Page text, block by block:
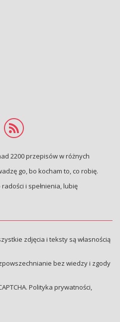
2200 przepisów w różnych
go, bo kocham to, co robię.
i spełnienia, lubię
zdjęcia i teksty są własnością
bez wiedzy i zgody
Polityka prywatności